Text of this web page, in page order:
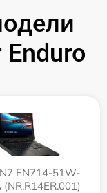
EN714-51W-
(NR.R14ER.001)